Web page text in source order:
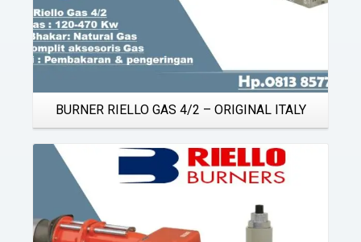
BURNER RIELLO GAS 4/2 – ORIGINAL ITALY